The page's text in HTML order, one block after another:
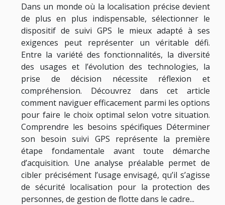
Dans un monde où la localisation précise devient
de plus en plus indispensable, sélectionner le
dispositif de suivi GPS le mieux adapté à ses
exigences peut représenter un véritable défi.
Entre la variété des fonctionnalités, la diversité
des usages et l’évolution des technologies, la
prise de décision nécessite réflexion et
compréhension. Découvrez dans cet article
comment naviguer efficacement parmi les options
pour faire le choix optimal selon votre situation.
Comprendre les besoins spécifiques Déterminer
son besoin suivi GPS représente la première
étape fondamentale avant toute démarche
d’acquisition. Une analyse préalable permet de
cibler précisément l’usage envisagé, qu’il s’agisse
de sécurité localisation pour la protection des
personnes, de gestion de flotte dans le cadre...